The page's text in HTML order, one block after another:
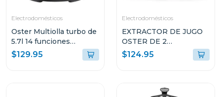
Electrodomésticos
Oster Multiolla turbo de
5.7l 14 funciones
predeterminadas
ckstpcect57
$129.95
Electrodomésticos
EXTRACTOR DE JUGO
OSTER DE 2
VELOCIDADES
FPSTJE320S
$124.95